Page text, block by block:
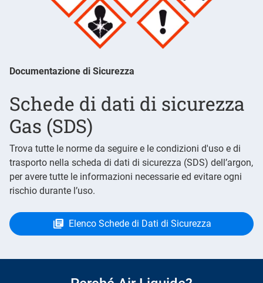
Documentazione di Sicurezza
Schede di dati di sicurezza
Gas (SDS)
Trova tutte le norme da seguire e le condizioni d'uso e di
trasporto nella scheda di dati di sicurezza (SDS) dell’argon,
per avere tutte le informazioni necessarie ed evitare ogni
rischio durante l’uso.
Elenco Schede di Dati di Sicurezza